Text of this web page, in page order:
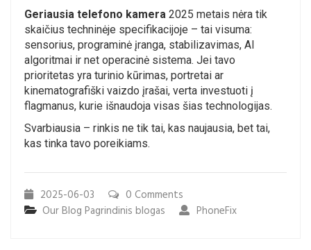
Geriausia telefono kamera 2025 metais nėra tik
skaičius techninėje specifikacijoje – tai visuma:
sensorius, programinė įranga, stabilizavimas, AI
algoritmai ir net operacinė sistema. Jei tavo
prioritetas yra turinio kūrimas, portretai ar
kinematografiški vaizdo įrašai, verta investuoti į
flagmanus, kurie išnaudoja visas šias technologijas.
Svarbiausia – rinkis ne tik tai, kas naujausia, bet tai,
kas tinka tavo poreikiams.
2025-06-03
0 Comments
Our Blog Pagrindinis blogas PhoneFix